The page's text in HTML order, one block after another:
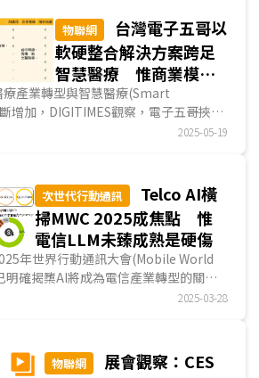
物聯網
台灣電子五哥以
軟硬整合解決方案跨足
智慧醫療 惟商業模式
落地仍待時間驗證
療產業轉型與智慧醫療(Smart
增加，DIGITIMES觀察，電子五哥挾其
延伸硬體製造能力至醫材與監測裝置、
2025-05-19
次世代行動通訊
Telco AI橫
掃MWC 2025成焦點 惟
電信LLM未臻成熟是硬傷
年世界行動通訊大會(Mobile World
確揭櫫AI將成為電信產業轉型的關鍵
信產業在後5G世代提高網路...
2025-03-28
物聯網
展會觀察：CES